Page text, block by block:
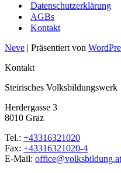
Datenschutzerklärung
AGBs
Kontakt
Neve | Präsentiert von
Kontakt
Steirisches Volksbildungswerk
Herdergasse 3
8010 Graz
Tel.: +43316321020
Fax: +43316321020-4
E-Mail: office@volksbildung.at